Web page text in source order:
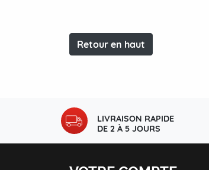
Retour en haut
LIVRAISON RAPIDE
DE 2 À 5 JOURS